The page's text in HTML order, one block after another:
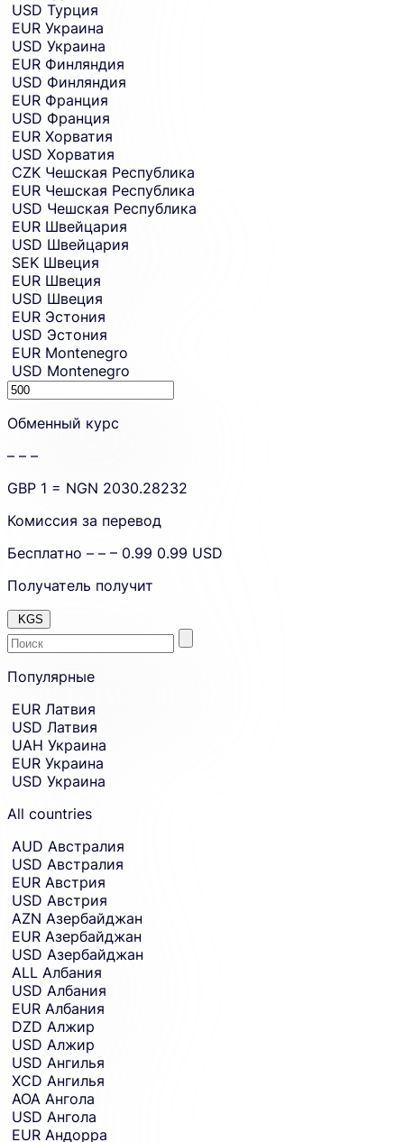
USD Турция
EUR Украина
USD Украина
EUR Финляндия
USD Финляндия
EUR Франция
USD Франция
EUR Хорватия
USD Хорватия
CZK Чешская Республика
EUR Чешская Республика
USD Чешская Республика
EUR Швейцария
USD Швейцария
SEK Швеция
EUR Швеция
USD Швеция
EUR Эстония
USD Эстония
EUR Montenegro
USD Montenegro
Sending
Обменный курс
– – –
GBP 1 = NGN 2030.28232
Комиссия за перевод
Бесплатно – – – 0.99 0.99 USD
Получатель получит
KGS
the
or
currency
you
want
to
receive
money
in.
to
amount
country
and
currency
selection
and
move
receiving
amount
Популярные
EUR Латвия
USD Латвия
UAH Украина
EUR Украина
USD Украина
All countries
AUD Австралия
USD Австралия
EUR Австрия
USD Австрия
AZN Азербайджан
EUR Азербайджан
USD Азербайджан
ALL Албания
USD Албания
EUR Албания
DZD Алжир
USD Алжир
USD Ангилья
XCD Ангилья
AOA Ангола
USD Ангола
EUR Андорра